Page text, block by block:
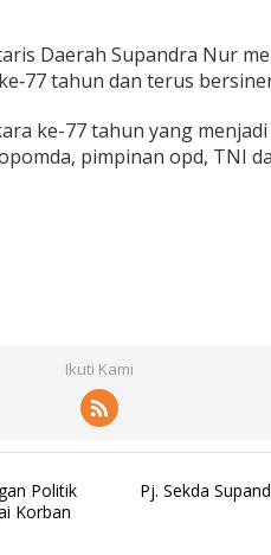
Daerah Supandra Nur
tahun dan terus
ke-77 tahun yang
pimpinan opd, TNI
Ikuti Kami
Politik
Korban
Pj. Sekda